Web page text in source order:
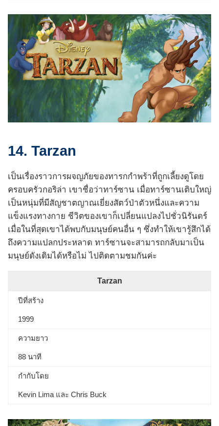
14. Tarzan
เป็นเรื่องราวการผจญภัยของทารกกำพร้าที่ถูกเลี้ยงดูโดย
ครอบครัวกอริล่า เขาชื่อว่าทาร์ซาน เมื่อทาร์ซานเติบใหญ่
เป็นหนุ่มที่มีสัญชาตญาณเยี่ยงสัตว์ป่าตัวหนึ่งและความ
แข็งแรงทางกาย ชีวิตของเขาก็เปลี่ยนแปลงไปชั่วนิรันดร์
เมื่อในที่สุดเขาได้พบกับมนุษย์คนอื่น ๆ ซึ่งทำให้เขารู้สึกได้
ถึงความแปลกประหลาด ทาร์ซานจะสามารถกลับมาเป็น
มนุษย์ดังเดิมได้หรือไม่ ไปติดตามชมกันค่ะ
Tarzan
ปีที่สร้าง
1999
ความยาว
88 นาที
กำกับโดย
Kevin Lima และ Chris Buck